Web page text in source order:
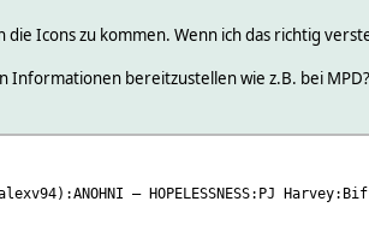
Icons zu kommen. Wenn ich das richtig
Informationen bereitzustellen wie z.B. bei MPD?
– HOPELESSNESS:PJ